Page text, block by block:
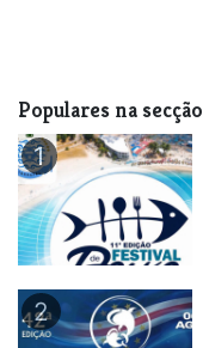
Populares na secção
1
2